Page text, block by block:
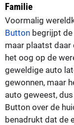
Familie
Voormalig
Button begrijpt
maar plaatst
het oog op de
geweldige auto
gewonnen, maar
auto geweest,
Button over de
benadrukt dat de